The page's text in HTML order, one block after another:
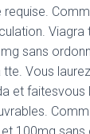
Viagra
sans
Vous
et faitesvous